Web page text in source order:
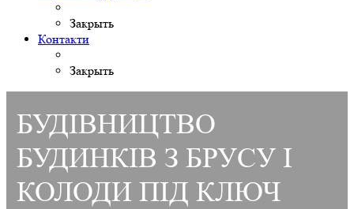
Закрыть
Контакти
Закрыть
БУДІВНИЦТВО
БУДИНКІВ З БРУСУ І
КОЛОДИ ПІД КЛЮЧ